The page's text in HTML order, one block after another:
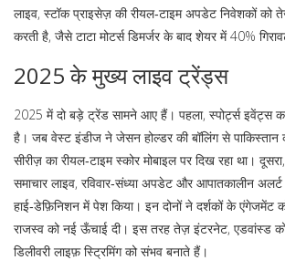
लाइव, स्टॉक प्राइसेज़ की रीयल‑टाइम अपडेट निवेशकों को
करती है, जैसे टाटा मोटर्स डिमर्जर के बाद शेयर में 40%
2025 के मुख्य लाइव ट्रेंड्स
2025 में दो बड़े ट्रेंड सामने आए हैं। पहला, स्पोर्ट्स इवेंट्स
है। जब वेस्ट इंडीज ने जेसन होल्डर की बॉलिंग से पाकिस्तान
सीरीज़ का रीयल‑टाइम स्कोर मोबाइल पर दिख रहा था।
समाचार लाइव, रविवार‑संध्या अपडेट और आपातकालीन
हाई‑डेफ़िनिशन में पेश किया। इन दोनों ने दर्शकों के एंगेजमेंट
राजस्व को नई ऊँचाई दी। इस तरह तेज़ इंटरनेट, एडवांस्ड
डिलीवरी लाइफ़ स्ट्रिमिंग को संभव बनाते हैं।